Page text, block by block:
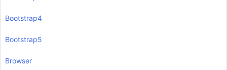
Bootstrap4
Bootstrap5
Browser